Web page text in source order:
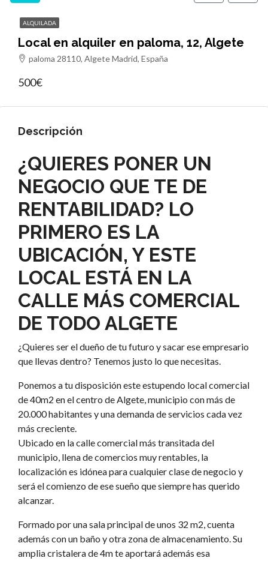
ALQUILADA
Local en alquiler en paloma, 12, Algete
paloma 28110, Algete Madrid, España
500€
Descripción
¿QUIERES PONER UN
NEGOCIO QUE TE DE
RENTABILIDAD? LO
PRIMERO ES LA
UBICACIÓN, Y ESTE
LOCAL ESTÁ EN LA
CALLE MÁS COMERCIAL
DE TODO ALGETE
¿Quieres ser el dueño de tu futuro y sacar ese empresario
que llevas dentro? Tenemos justo lo que necesitas.
Ponemos a tu disposición este estupendo local comercial
de 40m2 en el centro de Algete, municipio con más de
20.000 habitantes y una demanda de servicios cada vez
más creciente.
Ubicado en la calle comercial más transitada del
municipio, llena de comercios muy rentables, la
localización es idónea para cualquier clase de negocio y
será el comienzo de ese sueño que siempre has querido
alcanzar.
Formado por una sala principal de unos 32 m2, cuenta
además con un baño y otra zona de almacenamiento. Su
amplia cristalera de 4m te aportará además esa